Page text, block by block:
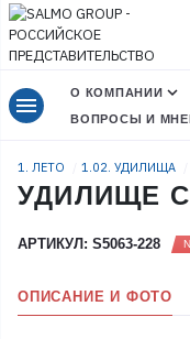
menu О КОМПАНИИ
ВОПРОСЫ И
1. ЛЕТО 1.02. УДИЛИЩА
УДИЛИЩЕ
АРТИКУЛ: S5063-228
ОПИСАНИЕ И ФОТО